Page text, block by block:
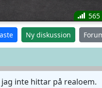
565
Ny diskussion
inte hittar på realoem.